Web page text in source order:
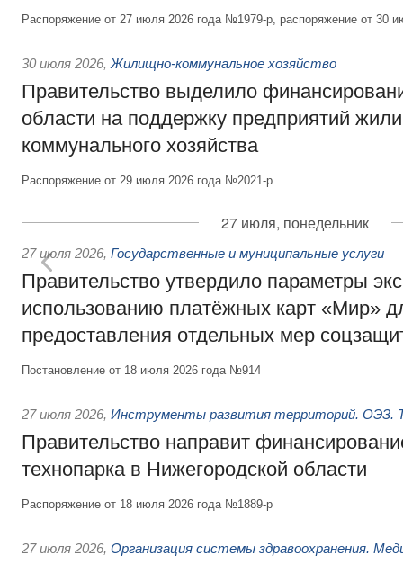
Распоряжение от 27 июля 2026 года №1979-р, распоряжение от 30
30 июля 2026, Жилищно-коммунальное хозяйство
Правительство выделило
области на поддержку предприятий
коммунального хозяйства
Распоряжение от 29 июля 2026 года №2021-р
27 июля, понедельник
27 июля 2026, Государственные и муниципальные услуги
Правительство утвердило параметры
использованию платёжных карт «Мир»
предоставления отдельных мер
Постановление от 18 июля 2026 года №914
27 июля 2026, Инструменты развития территорий. ОЭЗ.
Правительство направит
технопарка в Нижегородской области
Распоряжение от 18 июля 2026 года №1889-р
27 июля 2026, Организация системы здравоохранения.